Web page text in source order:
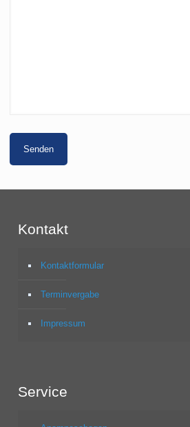
Kontakt
Kontaktformular
Terminvergabe
Impressum
Service